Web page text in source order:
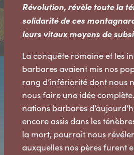
Révolution, révèle toute la
solidarité de ces
leurs vitaux moyens de
La conquête romaine et les
barbares avaient mis nos
rang d’infériorité dont nous
nous faire une idée
nations barbares
encore assis dans les
la mort, pourrait nous
auxquelles nos pères furent